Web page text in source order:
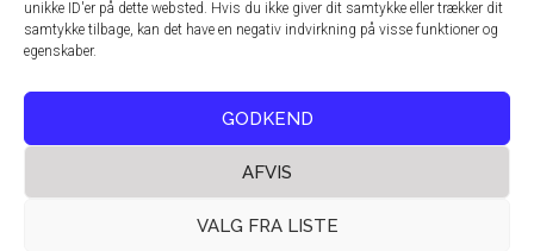
unikke ID'er på dette websted. Hvis du ikke giver dit samtykke eller trækker dit
samtykke tilbage, kan det have en negativ indvirkning på visse funktioner og
egenskaber.
GODKEND
AFVIS
VALG FRA LISTE
Telefon: +45 43 24 26 28
E-mail:info@techmedia.dk